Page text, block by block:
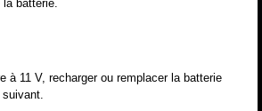
batterie.
à 11 V, recharger ou remplacer la batterie